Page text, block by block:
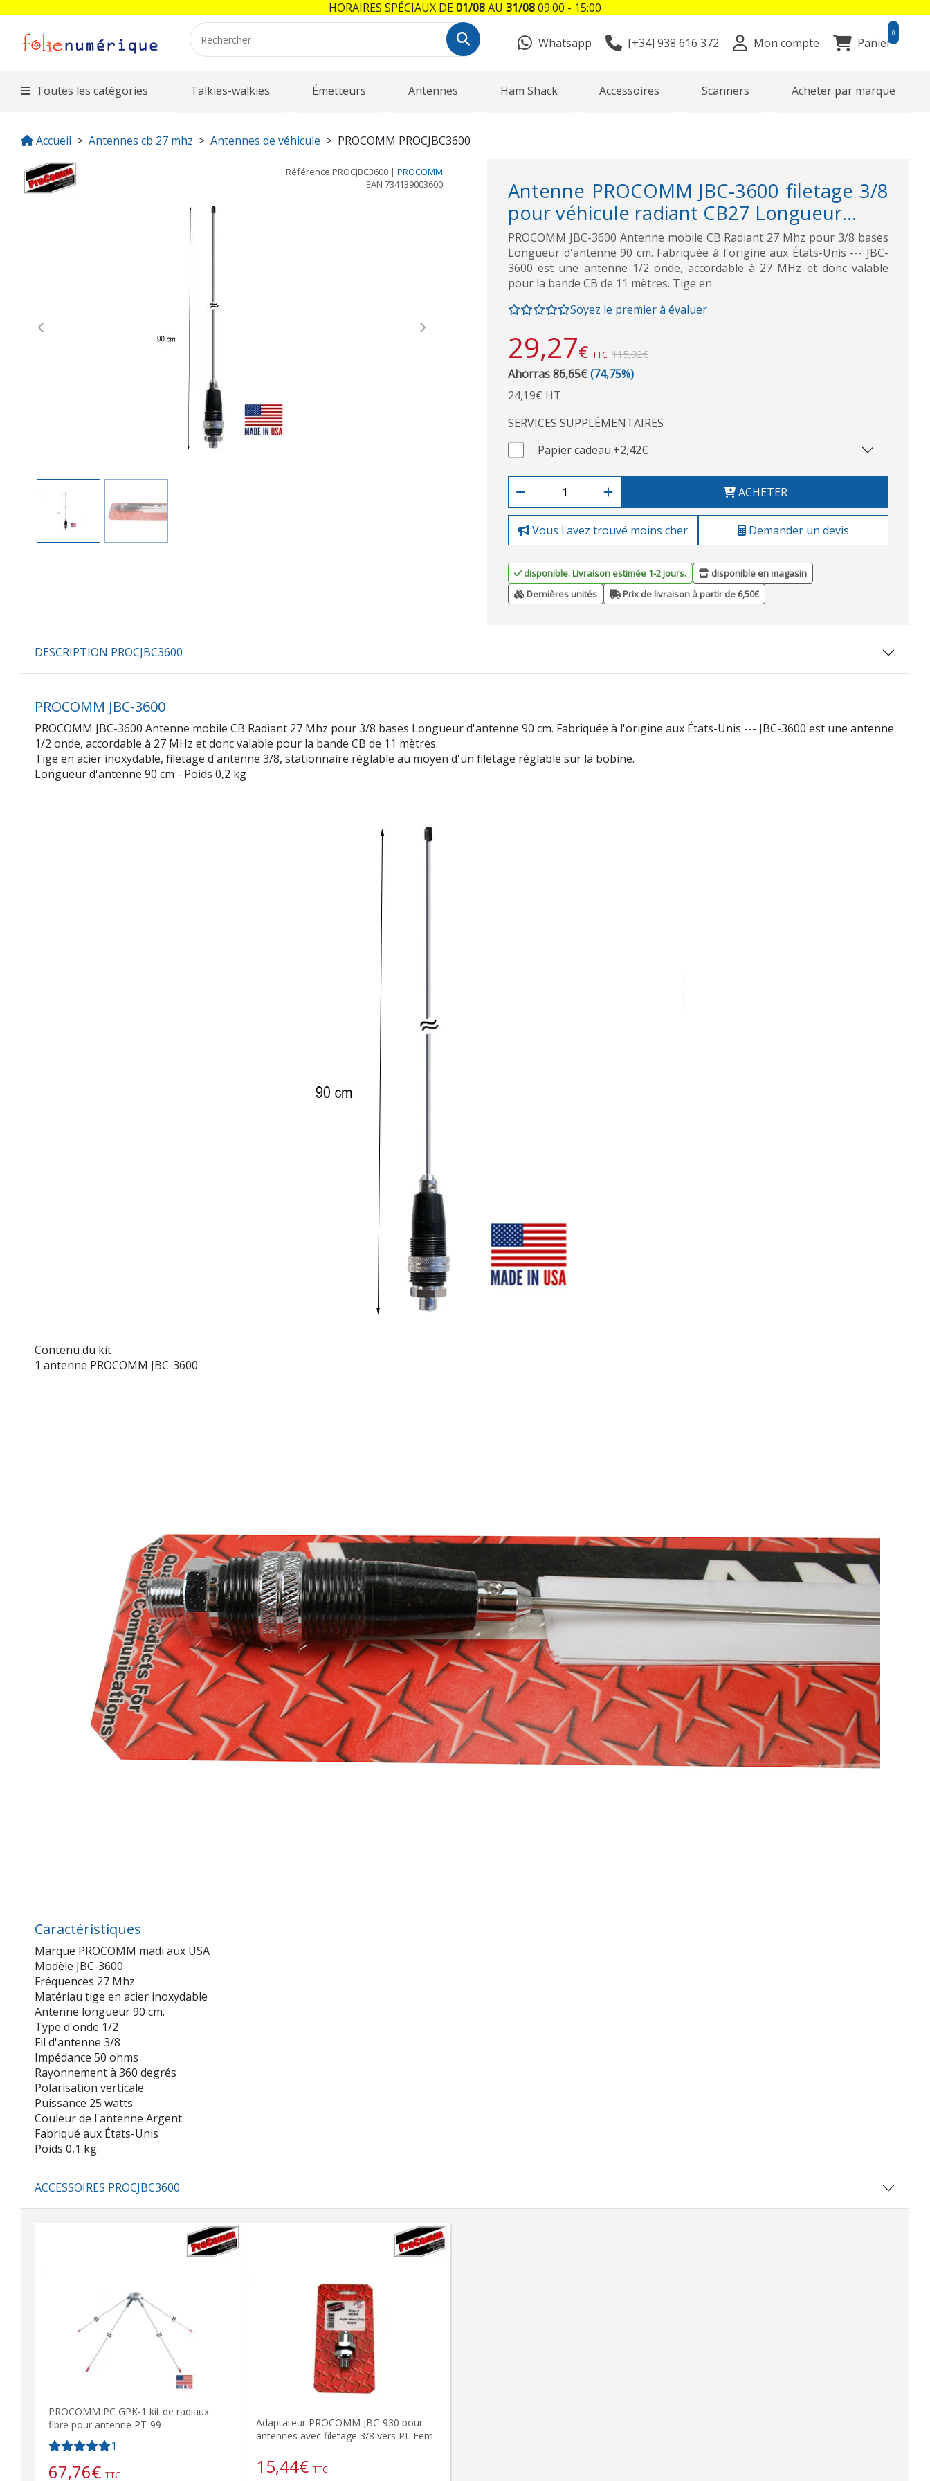
Whatsapp [+34] 938 616 372 Mon compte Panier
0
Toutes les catégories Talkies-walkies Émetteurs Antennes Ham Shack Accessoires Scanners Acheter par marque
Accueil Antennes cb 27 mhz Antennes de véhicule PROCOMM PROCJBC3600
Référence PROCJBC3600 | PROCOMM
EAN 734139003600
Previous Next
Antenne PROCOMM JBC-3600 filetage 3/8
pour véhicule radiant CB27 Longueur...
PROCOMM JBC-3600 Antenne mobile CB Radiant 27 Mhz pour 3/8 bases
Longueur d'antenne 90 cm. Fabriquée à l'origine aux États-Unis --- JBC-
3600 est une antenne 1/2 onde, accordable à 27 MHz et donc valable
pour la bande CB de 11 mètres. Tige en
Soyez le premier à évaluer
29,27€ TTC 115,92€
Ahorras 86,65€(74,75%)
24,19€ HT
SERVICES SUPPLÉMENTAIRES
Papier cadeau.+2,42€
ACHETER
Vous l'avez trouvé moins cher Demander un devis
disponible. Livraison estimée 1-2 jours.
disponible en magasin
Dernières unités
Prix de livraison à partir de 6,50€
DESCRIPTION PROCJBC3600
PROCOMM JBC-3600
PROCOMM JBC-3600 Antenne mobile CB Radiant 27 Mhz pour 3/8 bases Longueur d'antenne 90 cm. Fabriquée à l'origine aux États-Unis --- JBC-3600 est une antenne
1/2 onde, accordable à 27 MHz et donc valable pour la bande CB de 11 mètres.
Tige en acier inoxydable, filetage d'antenne 3/8, stationnaire réglable au moyen d'un filetage réglable sur la bobine.
Longueur d'antenne 90 cm - Poids 0,2 kg
Contenu du kit
1 antenne PROCOMM JBC-3600
Caractéristiques
Marque PROCOMM madi aux USA
Modèle JBC-3600
Fréquences 27 Mhz
Matériau tige en acier inoxydable
Antenne longueur 90 cm.
Type d'onde 1/2
Fil d'antenne 3/8
Impédance 50 ohms
Rayonnement à 360 degrés
Polarisation verticale
Puissance 25 watts
Couleur de l'antenne Argent
Fabriqué aux États-Unis
Poids 0,1 kg.
ACCESSOIRES PROCJBC3600
PROCOMM PC GPK-1 kit de radiaux
fibre pour antenne PT-99
1
67,76€ TTC
Adaptateur PROCOMM JBC-930 pour
antennes avec filetage 3/8 vers PL Fem
15,44€ TTC
HORAIRES SPÉCIAUX DE01/08AU 31/0809:00 - 15:00